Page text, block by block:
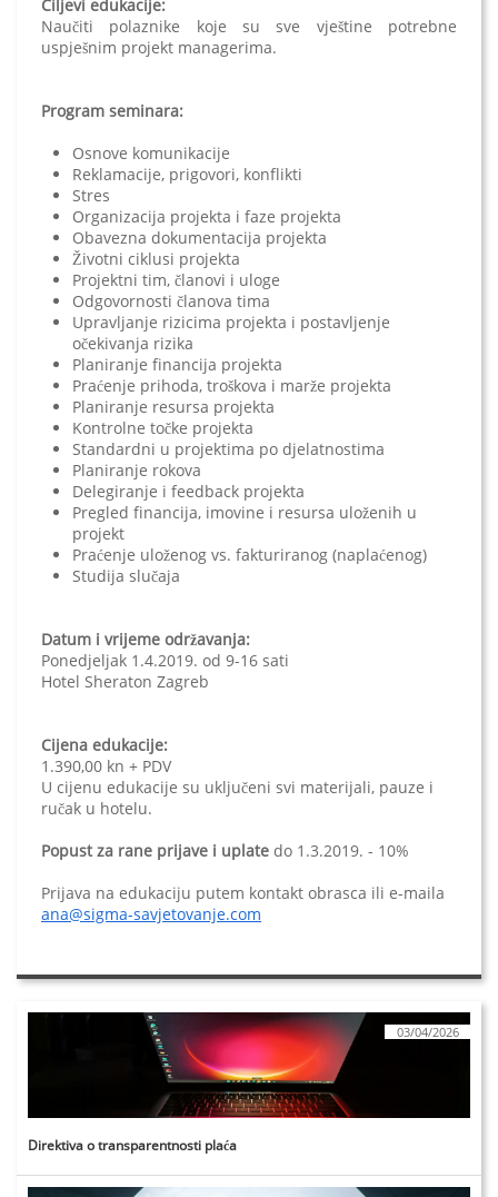
Ciljevi edukacije:
Naučiti polaznike koje su sve vještine potrebne
uspješnim projekt managerima.
Program seminara:
Osnove komunikacije
Reklamacije, prigovori, konflikti
Stres
Organizacija projekta i faze projekta
Obavezna dokumentacija projekta
Životni ciklusi projekta
Projektni tim, članovi i uloge
Odgovornosti članova tima
Upravljanje rizicima projekta i postavljenje
očekivanja rizika
Planiranje financija projekta
Praćenje prihoda, troškova i marže projekta
Planiranje resursa projekta
Kontrolne točke projekta
Standardni u projektima po djelatnostima
Planiranje rokova
Delegiranje i feedback projekta
Pregled financija, imovine i resursa uloženih u
projekt
Praćenje uloženog vs. fakturiranog (naplaćenog)
Studija slučaja
Datum i vrijeme održavanja:
Ponedjeljak 1.4.2019. od 9-16 sati
Hotel Sheraton Zagreb
Cijena edukacije:
1.390,00 kn + PDV
U cijenu edukacije su uključeni svi materijali, pauze i
ručak u hotelu.
Popust za rane prijave i uplate do 1.3.2019. - 10%
Prijava na edukaciju putem kontakt obrasca ili e-maila
ana@sigma-savjetovanje.com
Direktiva o transparentnosti plaća
03/04/2026